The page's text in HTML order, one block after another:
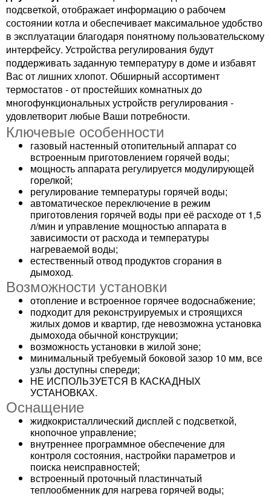
подсветкой, отображает информацию о рабочем
состоянии котла и обеспечивает максимальное удобство
в эксплуатации благодаря понятному пользовательскому
интерфейсу. Устройства регулирования будут
поддерживать заданную температуру в доме и избавят
Вас от лишних хлопот. Обширный ассортимент
термостатов - от простейших комнатных до
многофункциональных устройств регулирования -
удовлетворит любые Ваши потребности.
Ключевые особенности
газовый настенный отопительный аппарат со
встроенным приготовлением горячей воды;
мощность аппарата регулируется модулирующей
горелкой;
регулирование температуры горячей воды;
автоматическое переключение в режим
приготовления горячей воды при её расходе от 1,5
л/мин и управление мощностью аппарата в
зависимости от расхода и температуры
нагреваемой воды;
естественный отвод продуктов сгорания в
дымоход.
Возможности установки
отопление и встроенное горячее водоснабжение;
подходит для реконструируемых и строящихся
жилых домов и квартир, где невозможна установка
дымохода обычной конструкции;
возможность установки в жилой зоне;
минимальный требуемый боковой зазор 10 мм, все
узлы доступны спереди;
НЕ ИСПОЛЬЗУЕТСЯ В КАСКАДНЫХ
УСТАНОВКАХ.
Оснащение
жидкокристаллический дисплей с подсветкой,
кнопочное управление;
внутреннее программное обеспечение для
контроля состояния, настройки параметров и
поиска неисправностей;
встроенный проточный пластинчатый
теплообменник для нагрева горячей воды;